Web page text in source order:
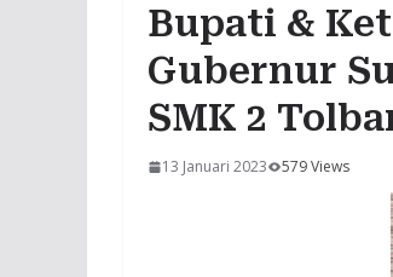
Bupati &
Gubernur
SMK 2
13 Januari 2023 579 Views